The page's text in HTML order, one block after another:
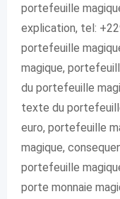
portefeuille
explication, tel:
portefeuille
magique,
du portefeuille
texte du
euro, portefeuille
magique,
portefeuille
porte monnaie